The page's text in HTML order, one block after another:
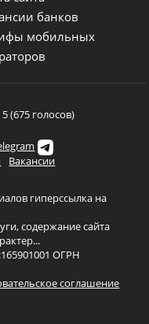
банков
мобильных
5 (675 голосов)
Вакансии
гиперссылка на
содержание сайта
ОГРН
соглашение